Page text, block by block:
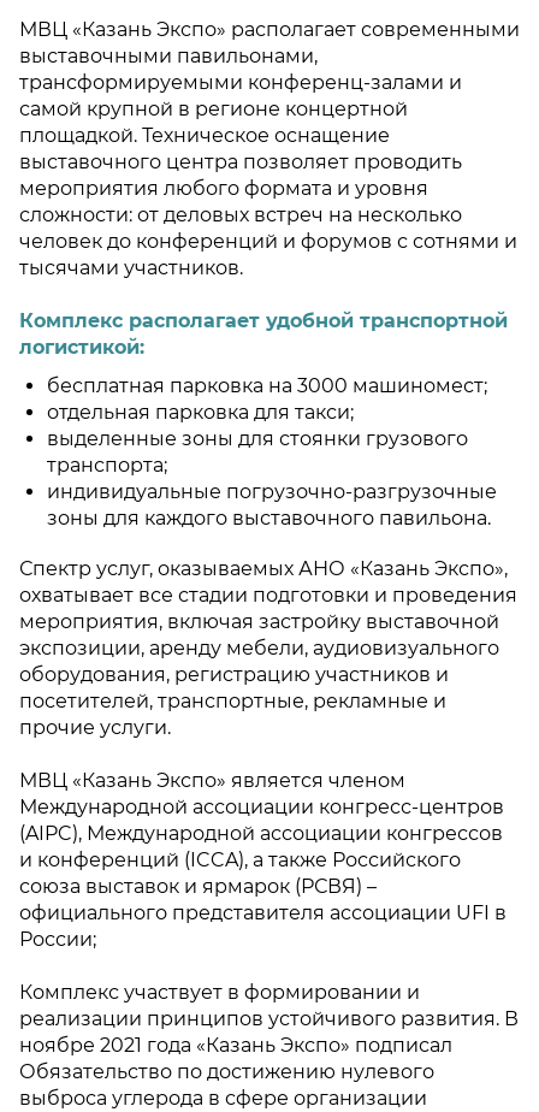
МВЦ «Казань Экспо» располагает современными
выставочными павильонами,
трансформируемыми конференц-залами и
самой крупной в регионе концертной
площадкой. Техническое оснащение
выставочного центра позволяет проводить
мероприятия любого формата и уровня
сложности: от деловых встреч на несколько
человек до конференций и форумов с сотнями и
тысячами участников.
Комплекс располагает удобной транспортной
логистикой:
бесплатная парковка на 3000 машиномест;
отдельная парковка для такси;
выделенные зоны для стоянки грузового
транспорта;
индивидуальные погрузочно-разгрузочные
зоны для каждого выставочного павильона.
Спектр услуг, оказываемых АНО «Казань Экспо»,
охватывает все стадии подготовки и проведения
мероприятия, включая застройку выставочной
экспозиции, аренду мебели, аудиовизуального
оборудования, регистрацию участников и
посетителей, транспортные, рекламные и
прочие услуги.
МВЦ «Казань Экспо» является членом
Международной ассоциации конгресс-центров
(AIPC), Международной ассоциации конгрессов
и конференций (ICCA), а также Российского
союза выставок и ярмарок (РСВЯ) –
официального представителя ассоциации UFI в
России;
Комплекс участвует в формировании и
реализации принципов устойчивого развития. В
ноябре 2021 года «Казань Экспо» подписал
Обязательство по достижению нулевого
выброса углерода в сфере организации